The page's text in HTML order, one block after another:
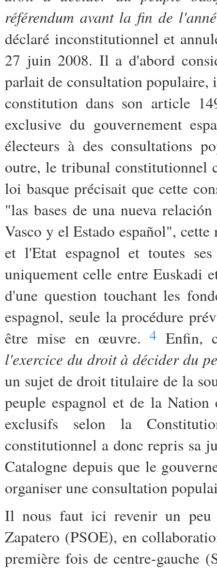
référendum avant la fin de
déclaré inconstitutionnel et
27 juin 2008. Il a d'abord
parlait de consultation
constitution dans son article
exclusive du gouvernement
électeurs à des consultations
outre, le tribunal constitutionnel
loi basque précisait que cette
"las bases de una nueva
Vasco y el Estado español",
et l'Etat espagnol et toutes
uniquement celle entre Euskadi
d'une question touchant les
espagnol, seule la procédure
être mise en œuvre.4 Enfin,
l'exercice du droit à décider du
un sujet de droit titulaire de la
peuple espagnol et de la Nation
exclusifs selon la
constitutionnel a donc repris sa
Catalogne depuis que le
organiser une consultation
Il nous faut ici revenir un peu
Zapatero (PSOE), en
première fois de centre-gauche